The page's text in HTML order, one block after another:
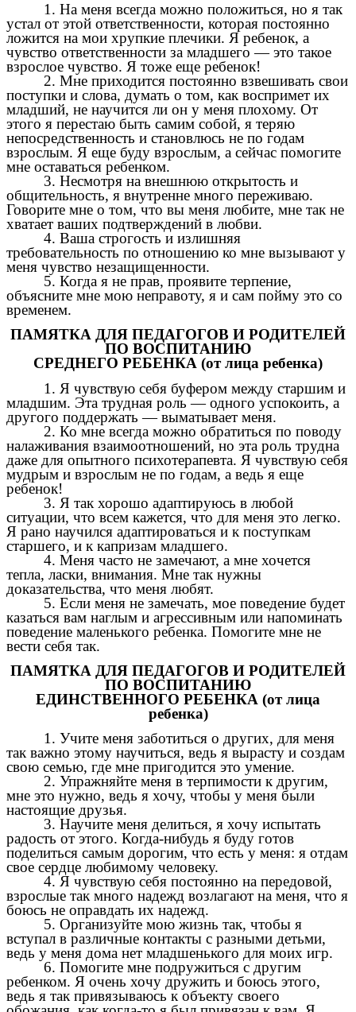
1. На меня всегда можно положиться, но я так
устал от этой ответственности, которая постоянно
ложится на мои хрупкие плечики. Я ребенок, а
чувство ответственности за младшего — это такое
взрослое чувство. Я тоже еще ребенок!
2. Мне приходится постоянно взвешивать свои
поступки и слова, думать о том, как воспримет их
младший, не научится ли он у меня плохому. От
этого я перестаю быть самим собой, я теряю
непосредственность и становлюсь не по годам
взрослым. Я еще буду взрослым, а сейчас помогите
мне оставаться ребенком.
3. Несмотря на внешнюю открытость и
общительность, я внутренне много переживаю.
Говорите мне о том, что вы меня любите, мне так не
хватает ваших подтверждений в любви.
4. Ваша строгость и излишняя
требовательность по отношению ко мне вызывают у
меня чувство незащищенности.
5. Когда я не прав, проявите терпение,
объясните мне мою неправоту, я и сам пойму это со
временем.
ПАМЯТКА ДЛЯ ПЕДАГОГОВ И РОДИТЕЛЕЙ
ПО ВОСПИТАНИЮ
СРЕДНЕГО РЕБЕНКА (от лица ребенка)
1. Я чувствую себя буфером между старшим и
младшим. Эта трудная роль — одного успокоить, а
другого поддержать — выматывает меня.
2. Ко мне всегда можно обратиться по поводу
налаживания взаимоотношений, но эта роль трудна
даже для опытного психотерапевта. Я чувствую себя
мудрым и взрослым не по годам, а ведь я еще
ребенок!
3. Я так хорошо адаптируюсь в любой
ситуации, что всем кажется, что для меня это легко.
Я рано научился адаптироваться и к поступкам
старшего, и к капризам младшего.
4. Меня часто не замечают, а мне хочется
тепла, ласки, внимания. Мне так нужны
доказательства, что меня любят.
5. Если меня не замечать, мое поведение будет
казаться вам наглым и агрессивным или напоминать
поведение маленького ребенка. Помогите мне не
вести себя так.
ПАМЯТКА ДЛЯ ПЕДАГОГОВ И РОДИТЕЛЕЙ
ПО ВОСПИТАНИЮ
ЕДИНСТВЕННОГО РЕБЕНКА (от лица
ребенка)
1. Учите меня заботиться о других, для меня
так важно этому научиться, ведь я вырасту и создам
свою семью, где мне пригодится это умение.
2. Упражняйте меня в терпимости к другим,
мне это нужно, ведь я хочу, чтобы у меня были
настоящие друзья.
3. Научите меня делиться, я хочу испытать
радость от этого. Когда-нибудь я буду готов
поделиться самым дорогим, что есть у меня: я отдам
свое сердце любимому человеку.
4. Я чувствую себя постоянно на передовой,
взрослые так много надежд возлагают на меня, что я
боюсь не оправдать их надежд.
5. Организуйте мою жизнь так, чтобы я
вступал в различные контакты с разными детьми,
ведь у меня дома нет младшенького для моих игр.
6. Помогите мне подружиться с другим
ребенком. Я очень хочу дружить и боюсь этого,
ведь я так привязываюсь к объекту своего